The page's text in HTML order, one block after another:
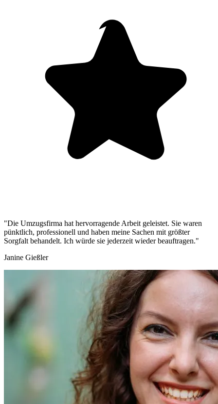
"Die Umzugsfirma hat hervorragende Arbeit geleistet. Sie waren
pünktlich, professionell und haben meine Sachen mit größter
Sorgfalt behandelt. Ich würde sie jederzeit wieder beauftragen."
Janine Gießler